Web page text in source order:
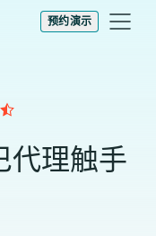
预约演示
代理触手